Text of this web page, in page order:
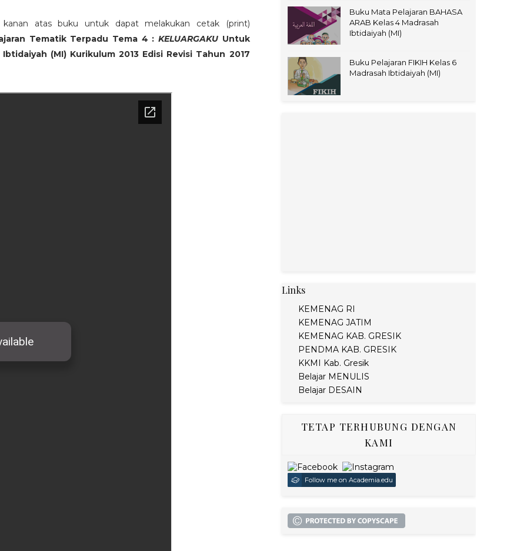
atas buku untuk dapat melakukan cetak (print)
Tematik Terpadu Tema 4 : KELUARGAKUUntuk
(MI) Kurikulum 2013 Edisi Revisi Tahun 2017
Buku Mata Pelajaran BAHASA
ARAB Kelas 4 Madrasah
Ibtidaiyah (MI)
Buku Pelajaran FIKIH Kelas 6
Madrasah Ibtidaiyah (MI)
Links
KEMENAG RI
KEMENAG JATIM
KEMENAG KAB. GRESIK
PENDMA KAB. GRESIK
KKMI Kab. Gresik
Belajar MENULIS
Belajar DESAIN
TETAP TERHUBUNG DENGAN
KAMI
Follow me on Academia.edu